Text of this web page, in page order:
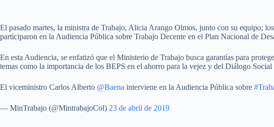
El pasado martes, la ministra de Trabajo, Alicia Arango Olmos, junto con su equipo;
participaron en la Audiencia Pública sobre Trabajo Decente en el Plan Nacional de
En esta Audiencia, se enfatizó que el Ministerio de Trabajo busca garantías para
temas como la importancia de los BEPS en el ahorro para la vejez y del Diálogo Social
El viceministro Carlos Alberto @Baena interviene en la Audiencia Pública sobre
— MinTrabajo (@MintrabajoCol) 23 de abril de 2019